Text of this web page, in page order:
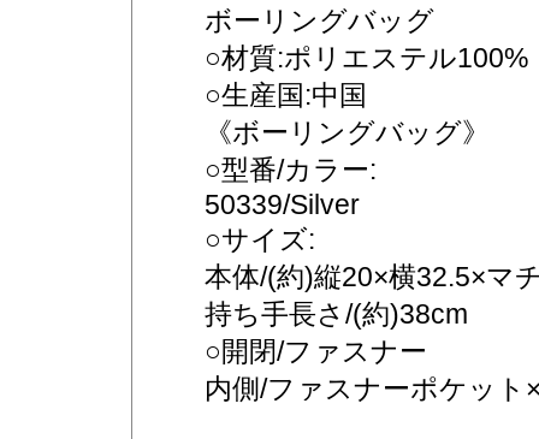
ボーリングバッグ
○材質:ポリエステル100%
○生産国:中国
《ボーリングバッグ》
○型番/カラー:
50339/Silver
○サイズ:
本体/(約)縦20×横32.5×マ
持ち手長さ/(約)38cm
○開閉/ファスナー
内側/ファスナーポケット